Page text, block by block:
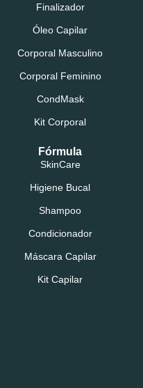
Finalizador
Óleo Capilar
Corporal Masculino
Corporal Feminino
CondMask
Kit Corporal
Fórmula
SkinCare
Higiene Bucal
Shampoo
Condicionador
Máscara Capilar
Kit Capilar